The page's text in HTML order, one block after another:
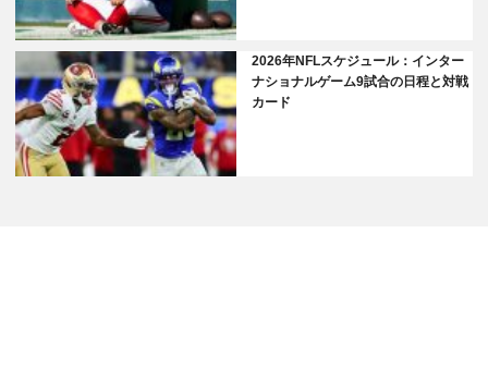
2026年NFLスケジュール：インター
ナショナルゲーム9試合の日程と対戦
カード